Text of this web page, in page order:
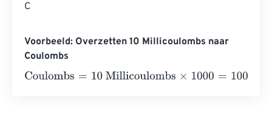
C
Voorbeeld: Overzetten 10 Millicoulombs naar
Coulombs
Coulombs= 10 Millicoulombs×1000= 10000 Coulombs